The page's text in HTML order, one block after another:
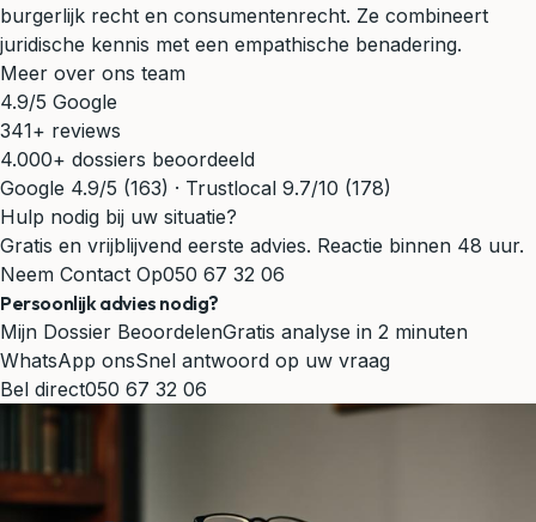
burgerlijk recht en consumentenrecht. Ze combineert
juridische kennis met een empathische benadering.
Meer over ons team
4.9/5 Google
341+ reviews
4.000+ dossiers beoordeeld
Google 4.9/5 (163) · Trustlocal 9.7/10 (178)
Hulp nodig bij uw situatie?
Gratis en vrijblijvend eerste advies. Reactie binnen 48 uur.
Neem Contact Op050 67 32 06
Persoonlijk advies nodig?
Mijn Dossier BeoordelenGratis analyse in 2 minuten
WhatsApp onsSnel antwoord op uw vraag
Bel direct050 67 32 06